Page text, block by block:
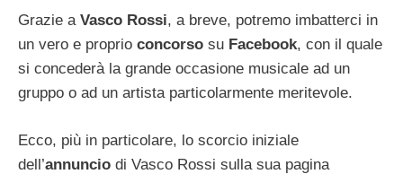
Grazie a Vasco Rossi, a breve, potremo imbatterci in
un vero e proprio concorso su Facebook, con il quale
si concederà la grande occasione musicale ad un
gruppo o ad un artista particolarmente meritevole.
Ecco, più in particolare, lo scorcio iniziale
dell’annuncio di Vasco Rossi sulla sua pagina